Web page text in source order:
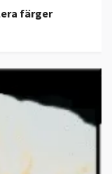
färger